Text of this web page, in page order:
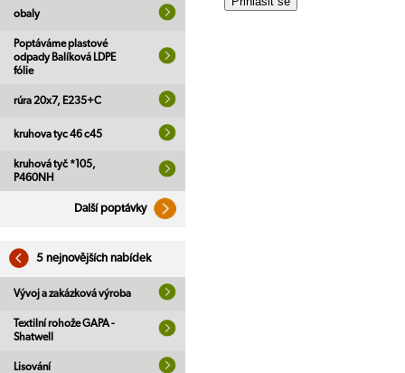
obaly
Poptáváme plastové
odpady Balíková LDPE
fólie
rúra 20x7, E235+C
kruhova tyc 46 c45
kruhová tyč *105,
P460NH
Další poptávky
5 nejnovějších nabídek
Vývoj a zakázková výroba
Textilní rohože GAPA -
Shatwell
Lisování